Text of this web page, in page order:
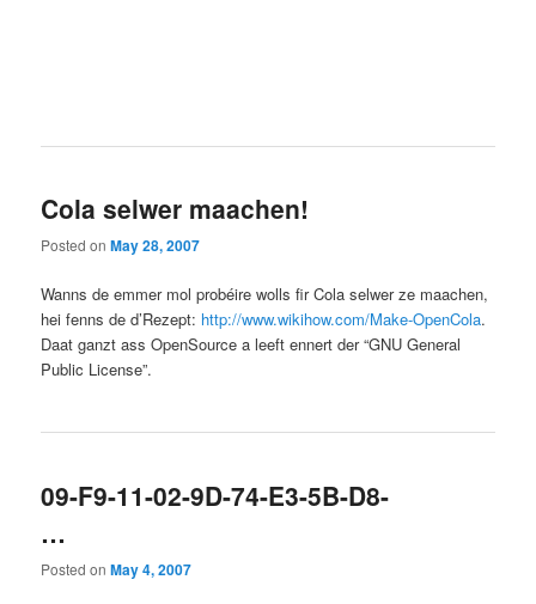
Cola selwer maachen!
Posted onMay 28, 2007
Wanns de emmer mol probéire wolls fir Cola selwer ze maachen,
hei fenns de d’Rezept: http://www.wikihow.com/Make-OpenCola.
Daat ganzt ass OpenSource a leeft ennert der “GNU General
Public License”.
09-F9-11-02-9D-74-E3-5B-D8-
…
Posted onMay 4, 2007